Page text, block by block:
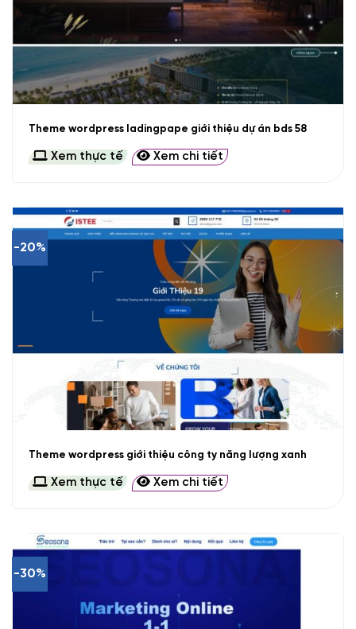
Theme wordpress ladingpape giới thiệu dự án bds 58
Xem thực tế Xem chi tiết
-20%
Theme wordpress giới thiệu công ty năng lượng xanh
Xem thực tế Xem chi tiết
-30%